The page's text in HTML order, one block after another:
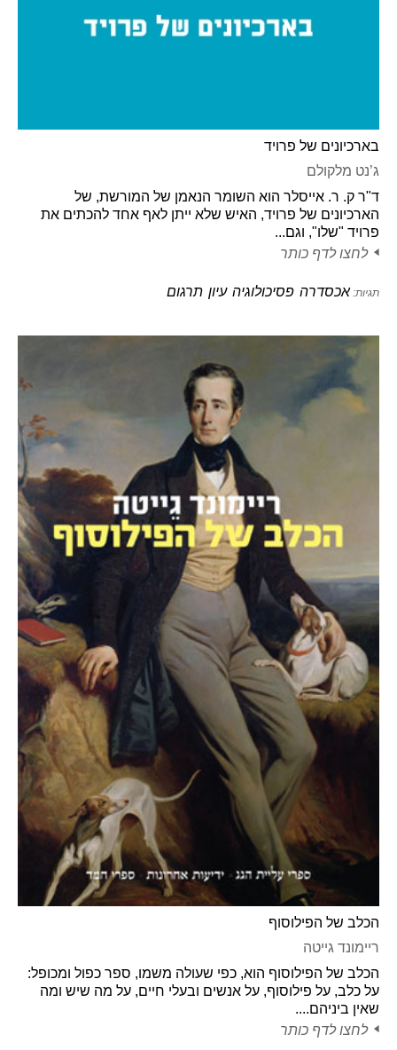
בארכיונים של פרויד
ג’נט מלקולם
ד"ר ק. ר. אייסלר הוא השומר הנאמן של המורשת, של
הארכיונים של פרויד, האיש שלא ייתן לאף אחד להכתים את
פרויד "שלו", וגם...
לחצו לדף כותר
תגיות:אכסדרה פסיכולוגיה עיון תרגום
הכלב של הפילוסוף
ריימונד גייטה
הכלב של הפילוסוף הוא, כפי שעולה משמו, ספר כפול ומכופל:
על כלב, על פילוסוף, על אנשים ובעלי חיים, על מה שיש ומה
שאין ביניהם....
לחצו לדף כותר